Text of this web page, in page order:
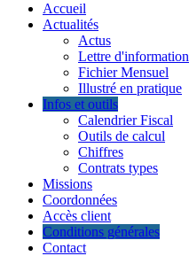
Accueil
Actualités
Actus
Lettre d'information
Fichier Mensuel
Illustré en pratique
Infos et outils
Calendrier Fiscal
Outils de calcul
Chiffres
Contrats types
Missions
Coordonnées
Accès client
Conditions générales
Contact